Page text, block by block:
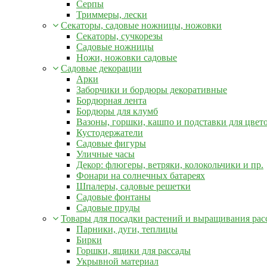
Серпы
Триммеры, лески
Секаторы, садовые ножницы, ножовки
Секаторы, сучкорезы
Садовые ножницы
Ножи, ножовки садовые
Садовые декорации
Арки
Заборчики и бордюры декоративные
Бордюрная лента
Бордюры для клумб
Вазоны, горшки, кашпо и подставки для
Кустодержатели
Садовые фигуры
Уличные часы
Декор: флюгеры, ветряки, колокольчики и пр.
Фонари на солнечных батареях
Шпалеры, садовые решетки
Садовые фонтаны
Садовые пруды
Товары для посадки растений и выращивания
Парники, дуги, теплицы
Бирки
Горшки, ящики для рассады
Укрывной материал